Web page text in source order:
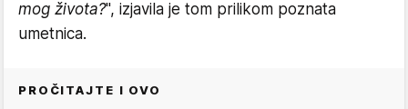
mog života?", izjavila je tom prilikom poznata
umetnica.
PROČITAJTE I OVO